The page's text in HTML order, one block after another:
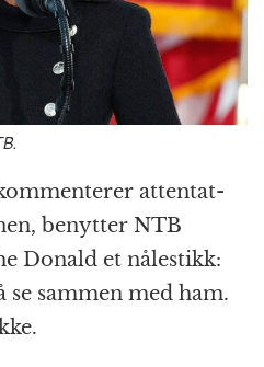
attentat­
benytter NTB
Donald et nålestikk:
se sammen med ham.